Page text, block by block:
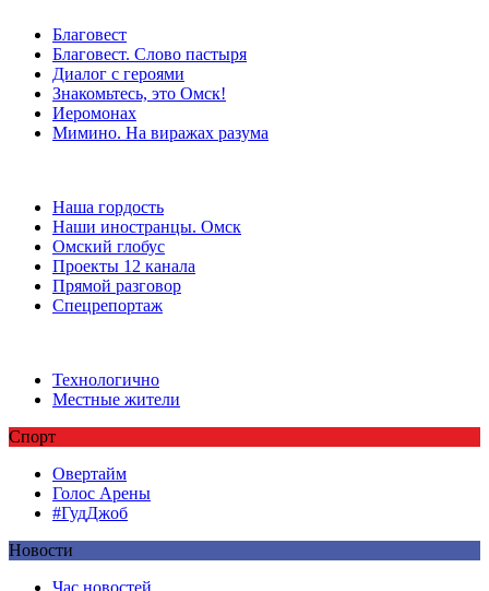
Благовест
Благовест. Слово пастыря
Диалог с героями
Знакомьтесь, это Омск!
Иеромонах
Мимино. На виражах разума
Наша гордость
Наши иностранцы. Омск
Омский глобус
Проекты 12 канала
Прямой разговор
Спецрепортаж
Технологично
Местные жители
Спорт
Овертайм
Голос Арены
#ГудДжоб
Новости